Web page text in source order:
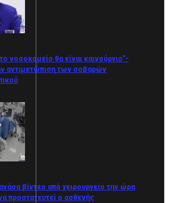
νοσοκομείο θα είναι καινούργιο”-
αντιμετώπιση των σοβαρών
βίντεο από χειρουργείο την ώρα
προστατευτεί ο ασθενής